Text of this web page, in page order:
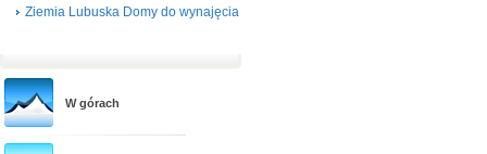
Ziemia Lubuska Domy do wynajęcia
W górach